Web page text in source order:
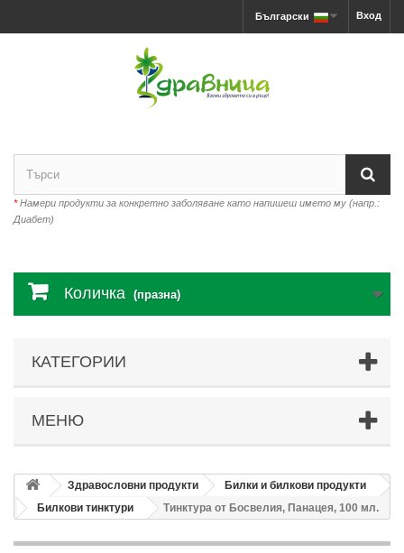
Вход
Български
*Намери продукти за конкретно заболяване като напишеш името му (напр.:
Диабет)
Количка (празна)
КАТЕГОРИИ
МЕНЮ
Здравословни продукти
Билки и билкови продукти
Билкови тинктури
Тинктура от Босвелия, Панацея, 100 мл.